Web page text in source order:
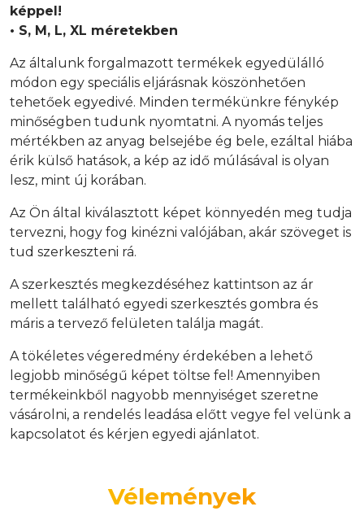
képpel!
• S, M, L, XL méretekben
Az általunk forgalmazott termékek egyedülálló
módon egy speciális eljárásnak köszönhetően
tehetőek egyedivé. Minden termékünkre fénykép
minőségben tudunk nyomtatni. A nyomás teljes
mértékben az anyag belsejébe ég bele, ezáltal hiába
érik külső hatások, a kép az idő múlásával is olyan
lesz, mint új korában.
Az Ön által kiválasztott képet könnyedén meg tudja
tervezni, hogy fog kinézni valójában, akár szöveget is
tud szerkeszteni rá.
A szerkesztés megkezdéséhez kattintson az ár
mellett található egyedi szerkesztés gombra és
máris a tervező felületen találja magát.
A tökéletes végeredmény érdekében a lehető
legjobb minőségű képet töltse fel! Amennyiben
termékeinkből nagyobb mennyiséget szeretne
vásárolni, a rendelés leadása előtt vegye fel velünk a
kapcsolatot és kérjen egyedi ajánlatot.
Vélemények